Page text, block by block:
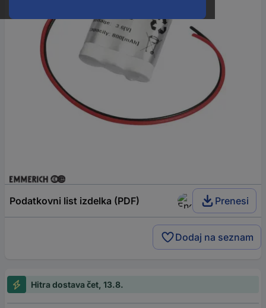
Podatkovni list izdelka (PDF) Prenesi
Dodaj na seznam
Hitra dostava čet, 13.8.